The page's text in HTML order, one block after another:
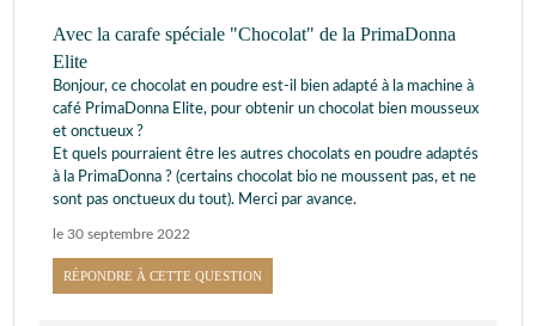
Avec la carafe spéciale "Chocolat" de la PrimaDonna
Elite
Bonjour, ce chocolat en poudre est-il bien adapté à la machine à
café PrimaDonna Elite, pour obtenir un chocolat bien mousseux
et onctueux ?
Et quels pourraient être les autres chocolats en poudre adaptés
à la PrimaDonna ? (certains chocolat bio ne moussent pas, et ne
sont pas onctueux du tout). Merci par avance.
le 30 septembre 2022
RÉPONDRE À CETTE QUESTION